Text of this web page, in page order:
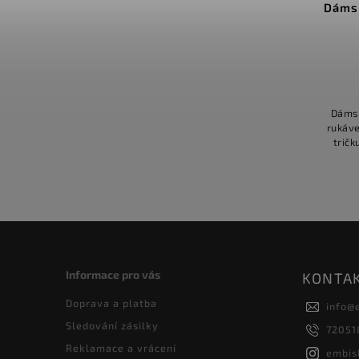
Informace pro vás
Doprava a platba
Sledování zásilky
Reklamace a vrácení
info@